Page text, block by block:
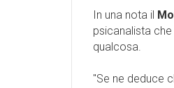
In una nota il
psicanalista
qualcosa.
"Se ne deduce